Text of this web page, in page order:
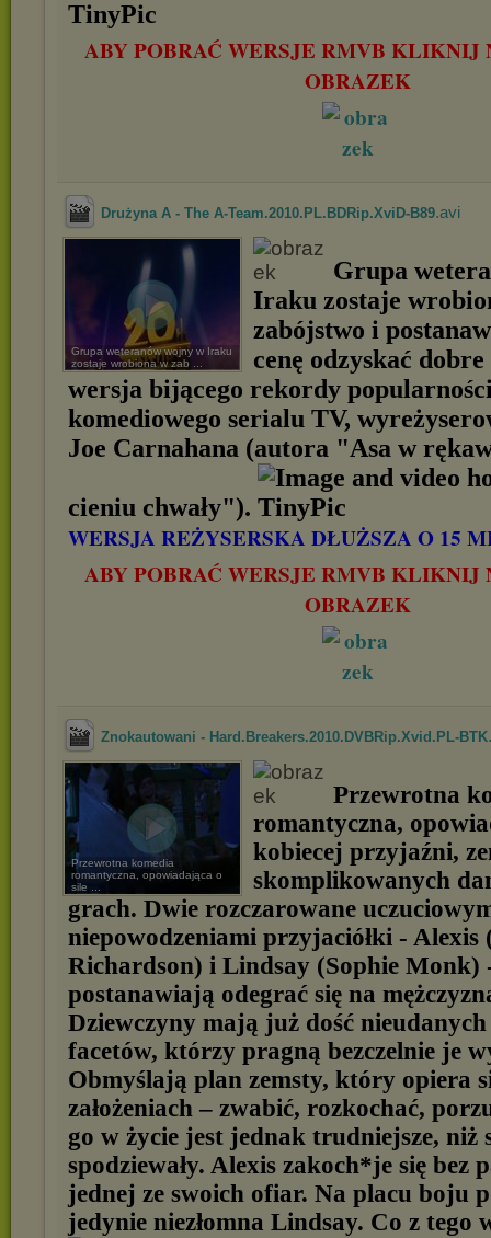
ABY POBRAĆ WERSJE RMVB KLIKNIJ
OBRAZEK
Drużyna A - The A-Team.2010.PL.BDRip.XviD-B89.avi
Grupa weteranów wojny w Iraku
zostaje wrobiona w zab ...
Grupa
Iraku zostaje
zabójstwo i
cenę odzyskać
wersja bijącego rekordy
komediowego serialu TV,
Joe Carnahana (autora "Asa w
cieniu chwały").
WERSJA REŻYSERSKA DŁUŻSZA O 15
ABY POBRAĆ WERSJE RMVB KLIKNIJ
OBRAZEK
Znokautowani - Hard.Breakers.2010.DVBRip.Xvid.PL-BTK
Przewrotna komedia
romantyczna, opowiadająca o
sile ...
Przewrotna
romantyczna,
kobiecej przyjaźni,
skomplikowanych
grach. Dwie rozczarowane
niepowodzeniami przyjaciółki - Alexis
Richardson) i Lindsay (Sophie Monk)
postanawiają odegrać się na
Dziewczyny mają już dość
facetów, którzy pragną bezczelnie je
Obmyślają plan zemsty, który opiera
założeniach – zwabić, rozkochać,
go w życie jest jednak trudniejsze, niż
spodziewały. Alexis zakoch*je się bez
jednej ze swoich ofiar. Na placu boju
jedynie niezłomna Lindsay. Co z tego